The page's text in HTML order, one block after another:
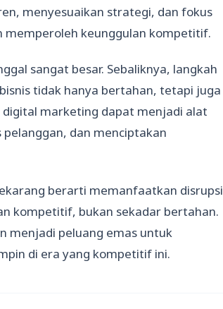
menyesuaikan strategi, dan fokus
memperoleh keunggulan kompetitif.
sangat besar. Sebaliknya, langkah
tidak hanya bertahan, tetapi juga
marketing dapat menjadi alat
dan menciptakan
berarti memanfaatkan disrupsi
kompetitif, bukan sekadar bertahan.
menjadi peluang emas untuk
di era yang kompetitif ini.